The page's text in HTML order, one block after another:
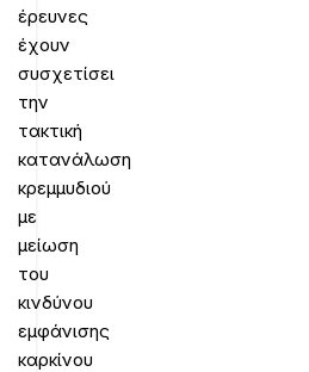
έρευνες
έχουν
συσχετίσει
την
τακτική
κατανάλωση
κρεμμυδιού
με
μείωση
του
κινδύνου
εμφάνισης
καρκίνου